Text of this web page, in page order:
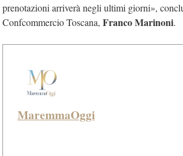
prenotazioni arriverà negli ultimi giorni»,
Confcommercio Toscana, Franco Marinoni.
MaremmaOggi